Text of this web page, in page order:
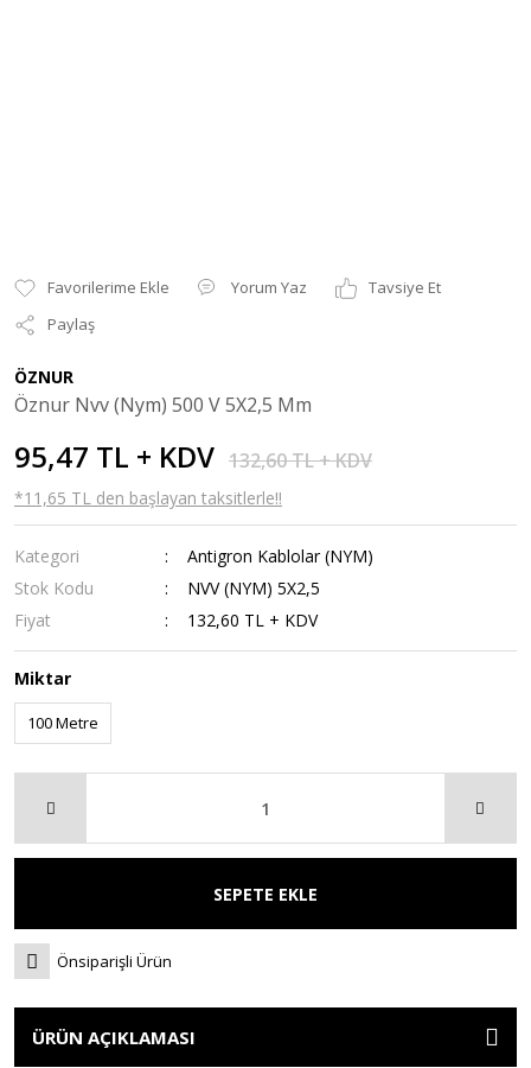
Yorum Yaz
Tavsiye Et
Paylaş
ÖZNUR
Öznur Nvv (Nym) 500 V 5X2,5 Mm
95,47 TL + KDV 132,60 TL + KDV
*11,65 TL den başlayan taksitlerle!!
Kategori
Antigron Kablolar (NYM)
Stok Kodu
NVV (NYM) 5X2,5
Fiyat
132,60 TL + KDV
Miktar
100 Metre
SEPETE EKLE
Önsiparişli Ürün
ÜRÜN AÇIKLAMASI